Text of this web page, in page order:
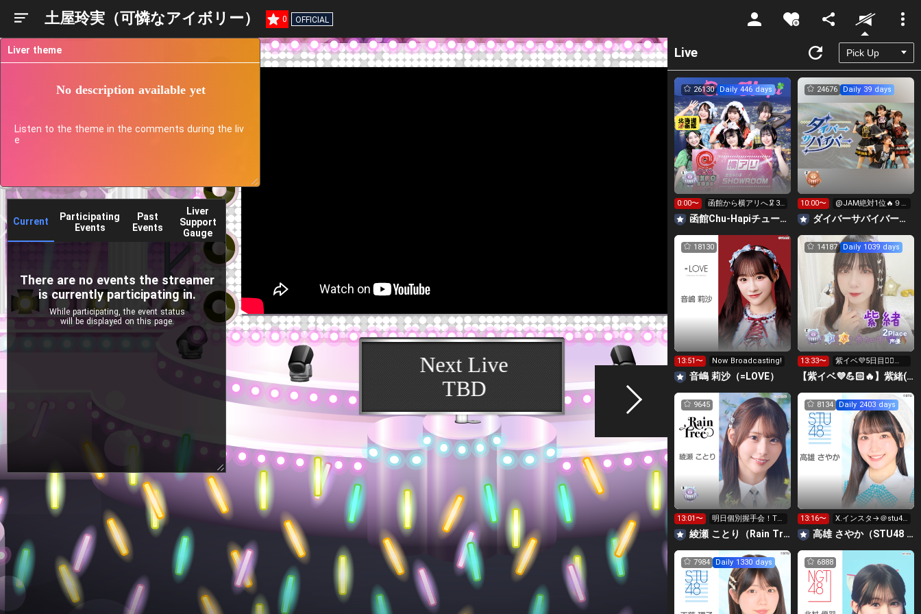
土屋玲実（可憐なアイボリー） 0 OFFICIAL
Unmute
Current
Participating
Events
Past
Events
Liver
Support
Gauge
There are no events the streamer
is currently participating in.
While participating, the event status
will be displayed on this page.
Liver theme
No description available yet
Listen to the theme in the comments during the liv
e
Live
26130 Daily 446 days
0:00〜
函館から横アリへ🦑32
0万pt目標！キラ星
求！
函館Chu-Hapiチューハピ🌈
24676 Daily 39 days
10:00〜
@JAM絶対1位🔥９
時間配信リレー‼️
‪ダイバーサバイバー【公式】
18130
13:51〜 Now Broadcasting!
音嶋 莉沙（=LOVE）
2Place
声優
14187 Daily 1039 days
13:33〜
紫イベ💜5日目❤️‍🔥❤️‍🔥ﾕ
ｶｰﾀ👘
【紫イベ💜💪🏻🔥】紫緒(しお)ルーム💜🧸
9645
13:01〜
明日個別握手会！TF
Tホール！
綾瀬 ことり（Rain Tree）
8134 Daily 2403 days
13:16〜
X.インスタ→＠stu48
_sayan
高雄 さやか（STU48 2期生）
7984 Daily 1330 days 6888